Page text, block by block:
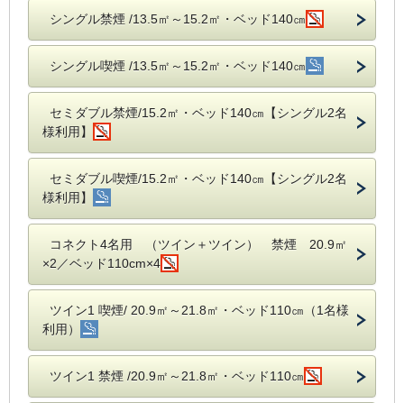
シングル禁煙 /13.5㎡～15.2㎡・ベッド140㎝
シングル喫煙 /13.5㎡～15.2㎡・ベッド140㎝
セミダブル禁煙/15.2㎡・ベッド140㎝【シングル2名
様利用】
セミダブル喫煙/15.2㎡・ベッド140㎝【シングル2名
様利用】
コネクト4名用 （ツイン＋ツイン） 禁煙 20.9㎡
×2／ベッド110cm×4
ツイン1 喫煙/ 20.9㎡～21.8㎡・ベッド110㎝（1名様
利用）
ツイン1 禁煙 /20.9㎡～21.8㎡・ベッド110㎝